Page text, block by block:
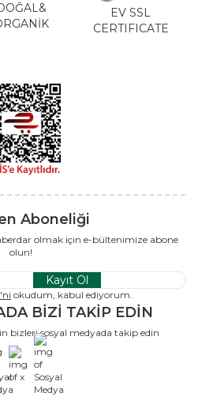
EV SSL
CERTIFICATE
Aboneliği
olmak için e-bültenimize abone
olun!
Kayıt Ol
okudum, kabul ediyorum.
BİZİ TAKİP EDİN
bizleri sosyal medyada takip edin
x